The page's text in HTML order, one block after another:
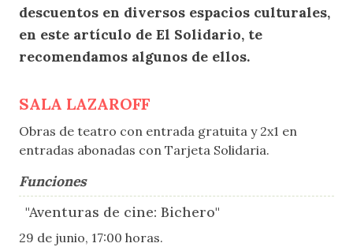
descuentos en diversos espacios culturales,
en este artículo de El Solidario, te
recomendamos algunos de ellos.
SALA LAZAROFF
Obras de teatro con entrada gratuita y 2x1 en
entradas abonadas con Tarjeta Solidaria.
Funciones
"Aventuras de cine: Bichero"
29 de junio, 17:00 horas.